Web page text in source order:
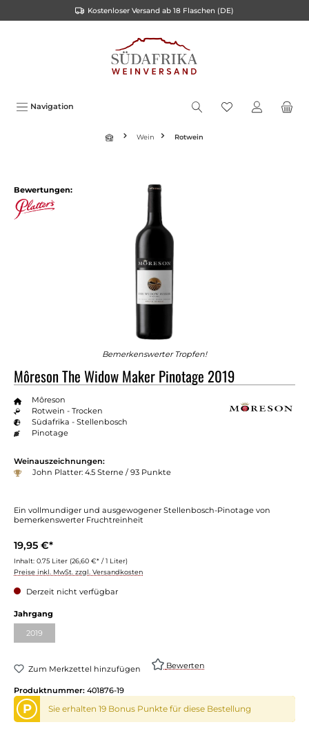
Kostenloser Versand ab 18 Flaschen (DE)
Navigation
Wein Rotwein
Bewertungen:
Bemerkenswerter Tropfen!
Môreson The Widow Maker Pinotage 2019
Môreson
Rotwein - Trocken
Südafrika - Stellenbosch
Pinotage
Weinauszeichnungen:
John Platter: 4.5 Sterne / 93 Punkte
Ein vollmundiger und ausgewogener Stellenbosch-Pinotage von
bemerkenswerter Fruchtreinheit
19,95 €*
Inhalt: 0.75 Liter (26,60 €* / 1 Liter)
Preise inkl. MwSt. zzgl. Versandkosten
Derzeit nicht verfügbar
Jahrgang
2019
Zum Merkzettel hinzufügen Bewerten
Produktnummer: 401876-19
P Sie erhalten 19 Bonus Punkte für diese Bestellung